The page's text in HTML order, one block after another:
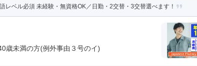
レベル必須 未経験・無資格OK／日勤・2交替・3交替選べます！
歳未満の方(例外事由３号のイ)